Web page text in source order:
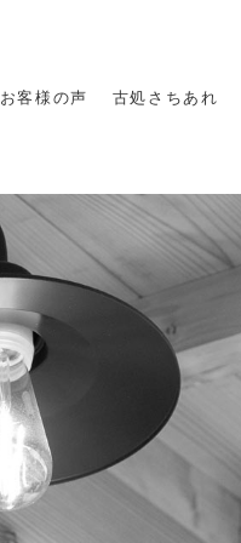
お客様の声 古処さちあれ